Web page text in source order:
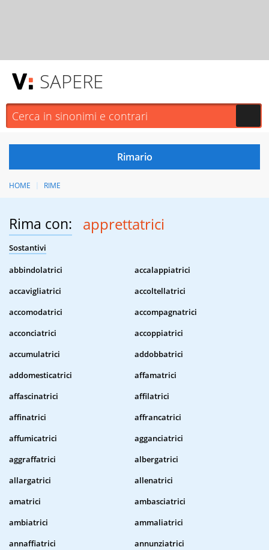
SAPERE
HOME RIME
Rima con: apprettatrici
Sostantivi
abbindolatrici
accalappiatrici
accavigliatrici
accoltellatrici
accomodatrici
accompagnatrici
acconciatrici
accoppiatrici
accumulatrici
addobbatrici
addomesticatrici
affamatrici
affascinatrici
affilatrici
affinatrici
affrancatrici
affumicatrici
agganciatrici
aggraffatrici
albergatrici
allargatrici
allenatrici
amatrici
ambasciatrici
ambiatrici
ammaliatrici
annaffiatrici
annunziatrici